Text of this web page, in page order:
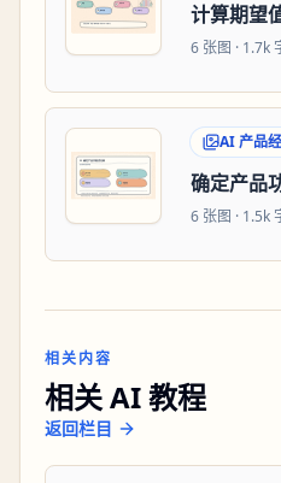
计算期望
6 张图 · 1.7k
AI 产品
确定产品
6 张图 · 1.5k
相关内容
相关 AI 教程
返回栏目